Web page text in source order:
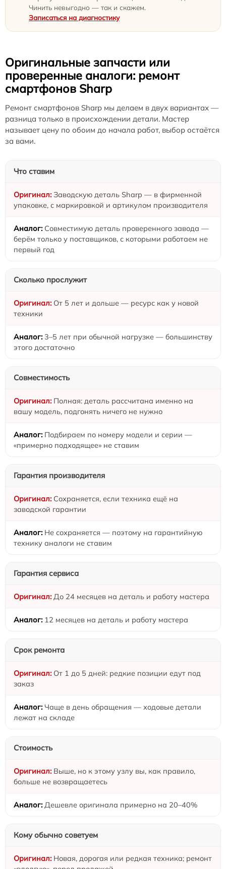
Чинить невыгодно — так и скажем.
Записаться на диагностику
Оригинальные запчасти или
проверенные аналоги: ремонт
смартфонов Sharp
Ремонт смартфонов Sharp мы делаем в двух вариантах —
разница только в происхождении детали. Мастер
называет цену по обоим до начала работ, выбор остаётся
за вами.
Что ставим
Заводскую деталь Sharp — в фирменной
упаковке, с маркировкой и артикулом производителя
Совместимую деталь проверенного завода —
берём только у поставщиков, с которыми работаем не
первый год
Сколько прослужит
От 5 лет и дольше — ресурс как у новой
техники
3–5 лет при обычной нагрузке — большинству
этого достаточно
Совместимость
Полная: деталь рассчитана именно на
вашу модель, подгонять ничего не нужно
Подбираем по номеру модели и серии —
«примерно подходящее» не ставим
Гарантия производителя
Сохраняется, если техника ещё на
заводской гарантии
Не сохраняется — поэтому на гарантийную
технику аналоги не ставим
Гарантия сервиса
До 24 месяцев на деталь и работу мастера
12 месяцев на деталь и работу мастера
Срок ремонта
От 1 до 5 дней: редкие позиции едут под
заказ
Чаще в день обращения — ходовые детали
лежат на складе
Стоимость
Выше, но к этому узлу вы, как правило,
больше не возвращаетесь
Дешевле оригинала примерно на 20–40%
Кому обычно советуем
Новая, дорогая или редкая техника; ремонт